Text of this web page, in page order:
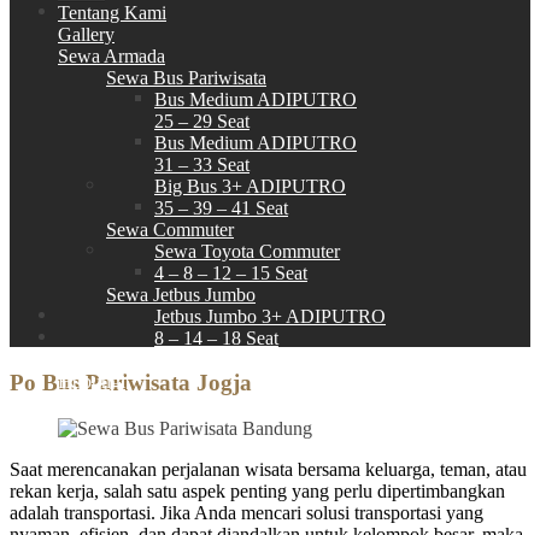
Tentang Kami
Gallery
Sewa Armada
Sewa Bus Pariwisata
Bus Medium ADIPUTRO
25 – 29 Seat
Bus Medium ADIPUTRO
31 – 33 Seat
Big Bus 3+ ADIPUTRO
35 – 39 – 41 Seat
Sewa Commuter
Sewa Toyota Commuter
4 – 8 – 12 – 15 Seat
Sewa Jetbus Jumbo
Jetbus Jumbo 3+ ADIPUTRO
8 – 14 – 18 Seat
Hubungi
Po Bus Pariwisata Jogja
Saat merencanakan perjalanan wisata bersama keluarga, teman, atau
rekan kerja, salah satu aspek penting yang perlu dipertimbangkan
adalah transportasi. Jika Anda mencari solusi transportasi yang